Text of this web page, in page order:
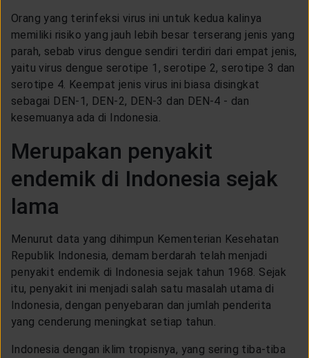
Orang yang terinfeksi virus ini untuk kedua kalinya
memiliki risiko yang jauh lebih besar terserang jenis yang
parah, sebab virus dengue sendiri terdiri dari empat jenis,
yaitu virus dengue serotipe 1, serotipe 2, serotipe 3 dan
serotipe 4. Keempat jenis virus ini biasa disingkat
sebagai DEN-1, DEN-2, DEN-3 dan DEN-4 - dan
kesemuanya ada di Indonesia.
Merupakan penyakit
endemik di Indonesia sejak
lama
Menurut data yang dihimpun Kementerian Kesehatan
Republik Indonesia, demam berdarah telah menjadi
penyakit endemik di Indonesia sejak tahun 1968. Sejak
itu, penyakit ini menjadi salah satu masalah utama di
Indonesia, dengan penyebaran dan jumlah penderita
yang cenderung meningkat setiap tahun.
Indonesia dengan iklim tropisnya, yang sering tiba-tiba